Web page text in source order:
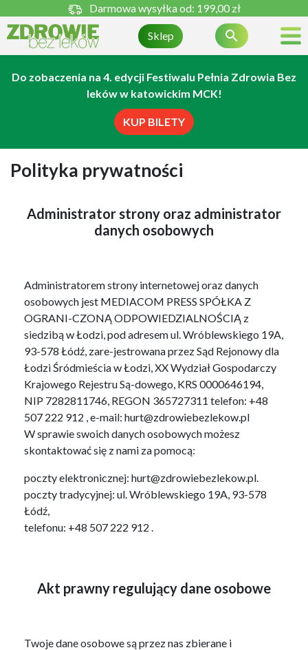
Darmowa wysyłka od: 199,00 zł
Sklep 
Do zobaczenia na 4. edycji Festiwalu Pełnia Zdrowia Bez
leków w katowickim MCK!
KUP BILETY
Polityka prywatności
Administrator strony oraz administrator
danych osobowych
Administratorem strony internetowej oraz danych
osobowych jest MEDIACOM PRESS SPÓŁKA Z
OGRANI-CZONĄ ODPOWIEDZIALNOŚCIĄ z
siedzibą w Łodzi, pod adresem ul. Wróblewskiego 19A,
93-578 Łódź, zare-jestrowana przez Sąd Rejonowy dla
Łodzi Śródmieścia w Łodzi, XX Wydział Gospodarczy
Krajowego Rejestru Są-dowego, KRS 0000646194,
NIP 7282811746, REGON 365727311 telefon: +48
507 222 912 , e-mail: hurt@zdrowiebezlekow.pl
W sprawie swoich danych osobowych możesz
skontaktować się z nami za pomocą:
poczty elektronicznej: hurt@zdrowiebezlekow.pl.
poczty tradycyjnej: ul. Wróblewskiego 19A, 93-578
Łódź,
telefonu: +48 507 222 912 .
Akt prawny regulujący dane osobowe
Twoje dane osobowe są przez nas zbierane i